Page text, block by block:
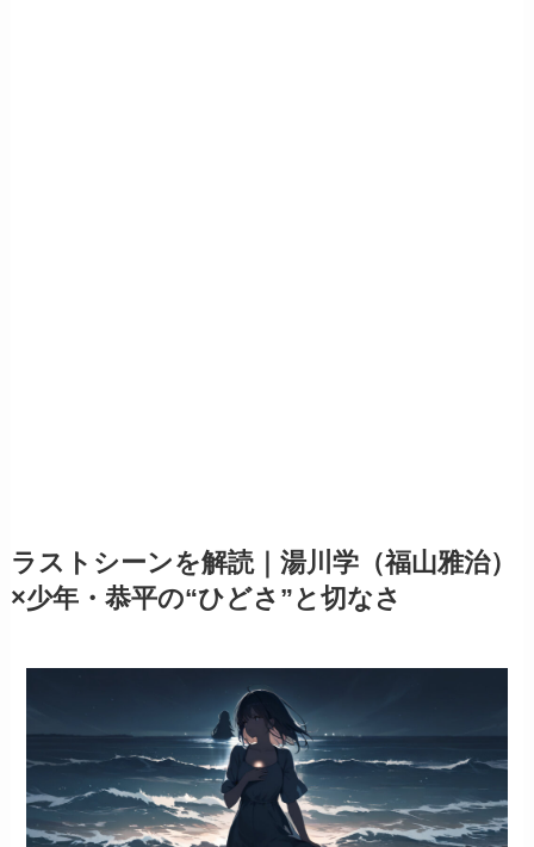
ラストシーンを解読｜湯川学（福山雅治）
×少年・恭平の“ひどさ”と切なさ